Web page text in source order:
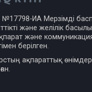
№17798-ИА Мерзімді
және желілік
және
берілген.
ақпараттық